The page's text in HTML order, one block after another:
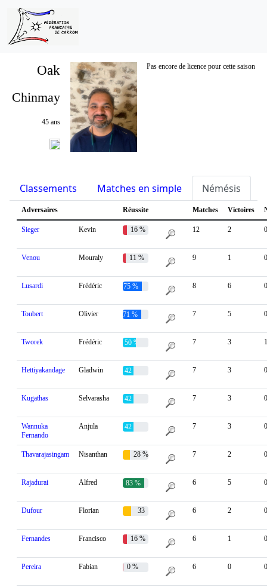
Oak Pas encore de licence pour cette saison
Chinmay
45 ans
Classements Matches en simple Némésis
Adversaires Réussite Matches Victoires
Sieger Kevin 16 % 12 2 0
Venou Mouraly 11 % 9 1 0
Lusardi Frédéric 75 % 8 6 0
Toubert Olivier 71 % 7 5 0
Tworek Frédéric 50 % 7 3 1
Hettiyakandage Gladwin 42 % 7 3 0
Kugathas Selvarasha 42 % 7 3 0
Wannuka
Fernando
Anjula 42 % 7 3 0
Thavarajasingam Nisanthan 28 % 7 2 0
Rajadurai Alfred 83 % 6 5 0
Dufour Florian
33
6 2 0
Fernandes Francisco 16 % 6 1 0
Pereira Fabian 0 % 6 0 0